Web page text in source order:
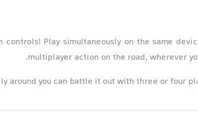
Play simultaneously on the same
multiplayer action on the road, wherever
around you can battle it out with three or four